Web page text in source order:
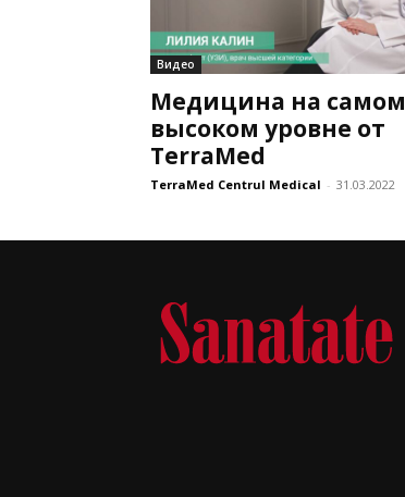
Видео
Медицина на самом
высоком уровне от
TerraMed
TerraMed Centrul Medical - 31.03.2022